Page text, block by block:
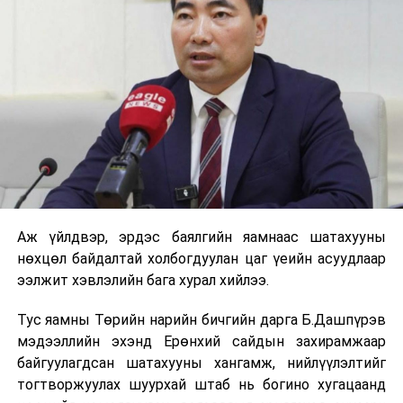
Аж үйлдвэр, эрдэс баялгийн яамнаас шатахууны
нөхцөл байдалтай холбогдуулан цаг үеийн асуудлаар
ээлжит хэвлэлийн бага хурал хийлээ.
Тус яамны Төрийн нарийн бичгийн дарга Б.Дашпүрэв
мэдээллийн эхэнд Ерөнхий сайдын захирамжаар
байгуулагдсан шатахууны хангамж, нийлүүлэлтийг
тогтворжуулах шуурхай штаб нь богино хугацаанд